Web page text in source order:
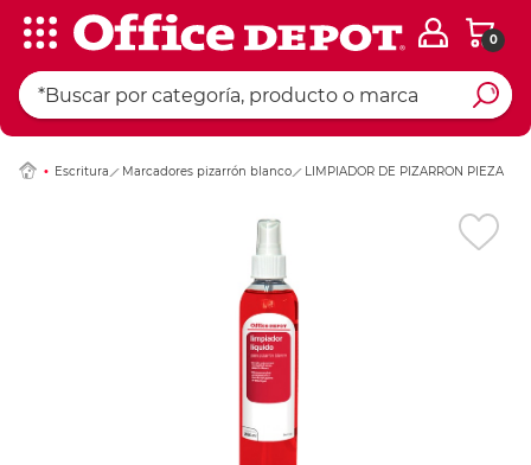
0
Escritura Marcadores pizarrón blanco LIMPIADOR DE PIZARRON PIEZA
Ingresar Codigo